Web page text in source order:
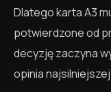
Dlatego karta A3
potwierdzone od
decyzję zaczyna
opinia